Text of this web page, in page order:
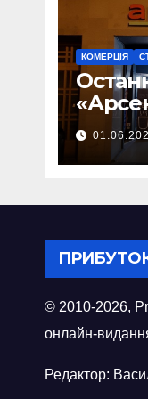
КОМЕРЦІЯ
© 2010-2026,
онлайн-
Редактор: